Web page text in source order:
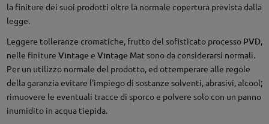
la finiture dei suoi prodotti oltre la normale copertura prevista dalla
legge.
Leggere tolleranze cromatiche, frutto del sofisticato processoPVD,
nelle finiture Vintagee Vintage Matsono da considerarsi normali.
Per un utilizzo normale del prodotto, ed ottemperare alle regole
della garanzia evitare l'impiego di sostanze solventi, abrasivi, alcool;
rimuovere le eventuali tracce di sporco e polvere solo con un panno
inumidito in acqua tiepida.